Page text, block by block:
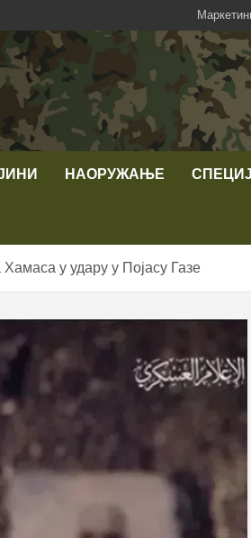
НАОРУЖАЊЕ
у удару у Појасу Газе